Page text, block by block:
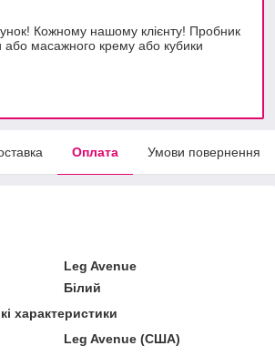
Кожному нашому клієнту! Пробник
або масажного крему або кубики
Оплата Умови повернення
Leg Avenue
Білий
характеристики
Leg Avenue (США)